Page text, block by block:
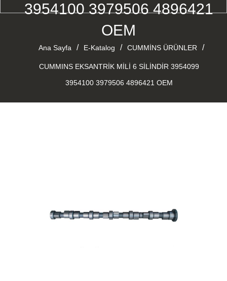
3954100 3979506 4896421
OEM
Ana Sayfa / E-Katalog / CUMMİNS ÜRÜNLER /
CUMMINS EKSANTRİK MİLİ 6 SİLİNDİR 3954099
3954100 3979506 4896421 OEM